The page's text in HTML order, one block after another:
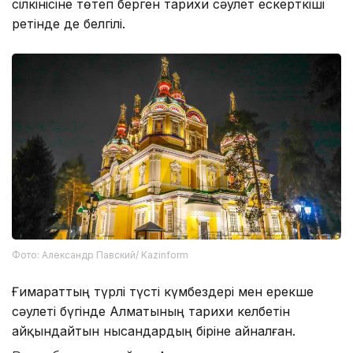
сілкінісіне төтеп берген тарихи сәулет ескерткіші
ретінде де белгілі.
Фото: Александр Павский/ Kazinform
Ғимараттың түрлі түсті күмбездері мен ерекше
сәулеті бүгінде Алматының тарихи келбетін
айқындайтын нысандардың біріне айналған.